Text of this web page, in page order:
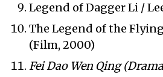
Legend of Dagger Li /
The Legend of the
(Film, 2000)
Fei Dao Wen Qing